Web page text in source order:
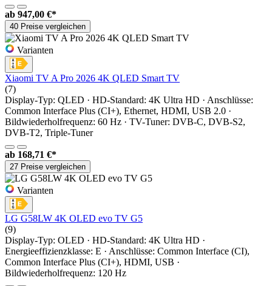
ab 947,00 €*
40 Preise vergleichen
Varianten
Xiaomi TV A Pro 2026 4K QLED Smart TV
(7)
Display-Typ: QLED · HD-Standard: 4K Ultra HD · Anschlüsse:
Common Interface Plus (CI+), Ethernet, HDMI, USB 2.0 ·
Bildwiederholfrequenz: 60 Hz · TV-Tuner: DVB-C, DVB-S2,
DVB-T2, Triple-Tuner
ab 168,71 €*
27 Preise vergleichen
Varianten
LG G58LW 4K OLED evo TV G5
(9)
Display-Typ: OLED · HD-Standard: 4K Ultra HD ·
Energieeffizienzklasse: E · Anschlüsse: Common Interface (CI),
Common Interface Plus (CI+), HDMI, USB ·
Bildwiederholfrequenz: 120 Hz